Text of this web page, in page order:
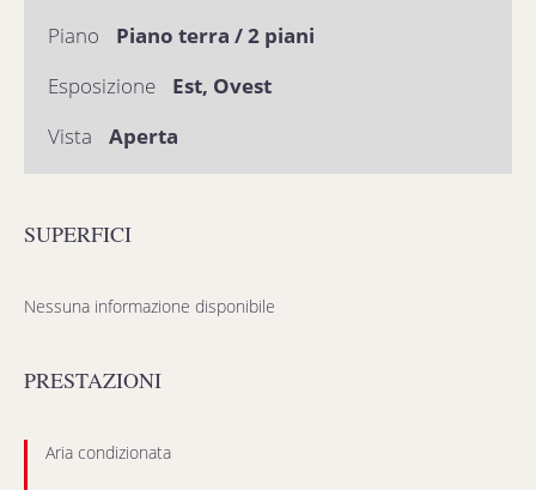
Piano
Piano terra / 2 piani
Esposizione
Est, Ovest
Vista
Aperta
SUPERFICI
Nessuna informazione disponibile
PRESTAZIONI
Aria condizionata